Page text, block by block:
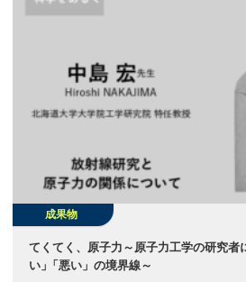
成果物
てくてく、原子力～原子力工学の研究者
い」 「悪い」の境界線～